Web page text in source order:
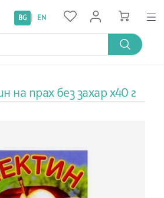
BG EN
на прах без захар x40 г